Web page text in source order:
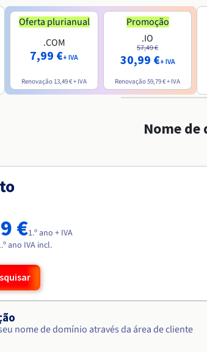
Oferta plurianual
.COM
7,99 €+ IVA
Renovação 13,49 €+ IVA
Promoção
.IO
57,49 €
30,99 €+ IVA
Renovação59,79 €+ IVA
Nome de
€1.º ano + IVA
ano IVA incl.
nome de domínio através da área de cliente